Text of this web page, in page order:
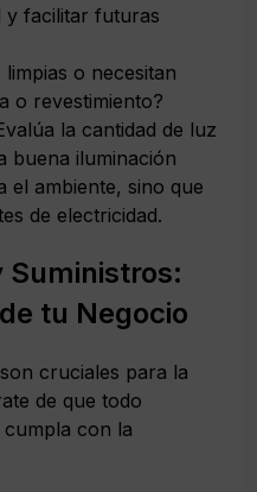
y facilitar futuras
limpias o necesitan
o revestimiento?
la cantidad de luz
buena iluminación
el ambiente, sino que
de electricidad.
Suministros:
tu Negocio
cruciales para la
de que todo
con la